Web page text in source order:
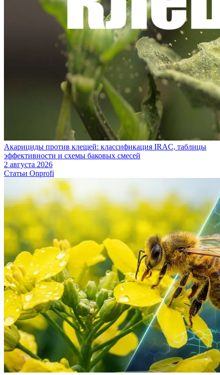
Акарициды против клещей: классификация IRAC, таблицы
эффективности и схемы баковых смесей
2 августа 2026
Статьи Onprofi